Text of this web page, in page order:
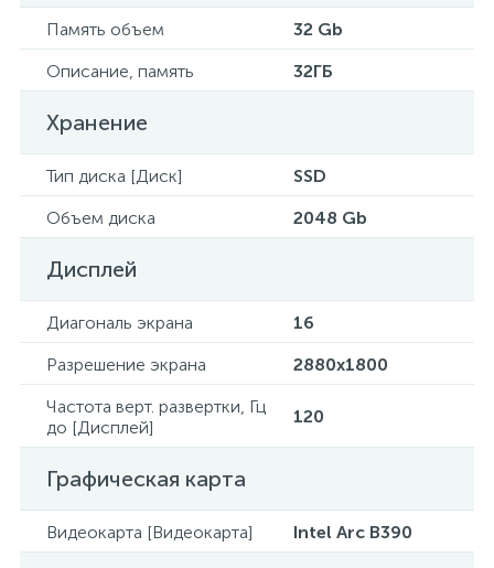
Память объем
32 Gb
Описание, память
32ГБ
Хранение
Тип диска [Диск]
SSD
Объем диска
2048 Gb
Дисплей
Диагональ экрана
16
Разрешение экрана
2880x1800
Частота верт. развертки, Гц
до [Дисплей]
120
Графическая карта
Видеокарта [Видеокарта] Intel Arc B390